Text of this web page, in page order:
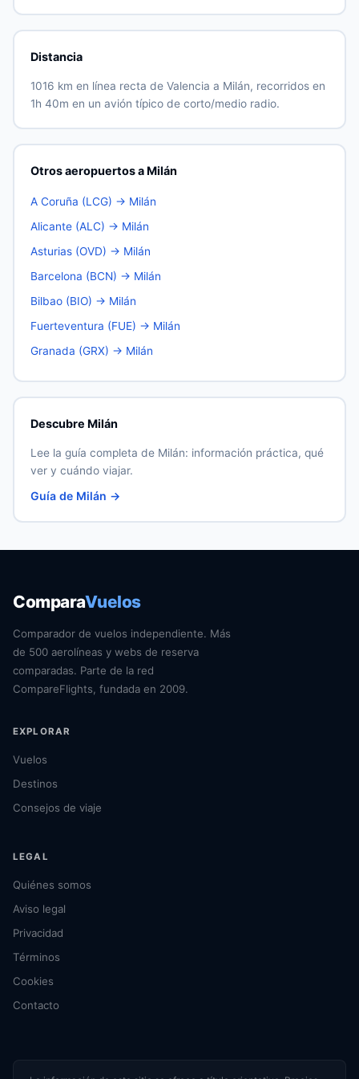
Distancia
1016 km en línea recta de Valencia a Milán, recorridos en
1h 40m en un avión típico de corto/medio radio.
Otros aeropuertos a Milán
A Coruña (LCG) → Milán
Alicante (ALC) → Milán
Asturias (OVD) → Milán
Barcelona (BCN) → Milán
Bilbao (BIO) → Milán
Fuerteventura (FUE) → Milán
Granada (GRX) → Milán
Descubre Milán
Lee la guía completa de Milán: información práctica, qué
ver y cuándo viajar.
Guía de Milán →
ComparaVuelos
Comparador de vuelos independiente. Más
de 500 aerolíneas y webs de reserva
comparadas. Parte de la red
CompareFlights, fundada en 2009.
EXPLORAR
Vuelos
Destinos
Consejos de viaje
LEGAL
Quiénes somos
Aviso legal
Privacidad
Términos
Cookies
Contacto